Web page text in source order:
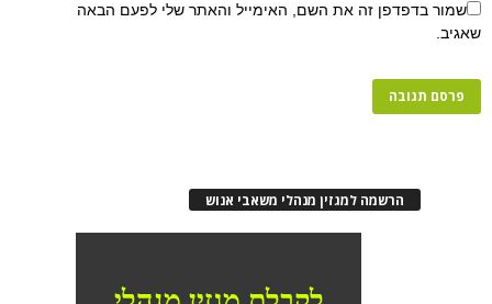
שמור בדפדפן זה את השם, האימייל והאתר שלי לפעם הבאה
שאגיב.
הרשמה למגזין מנהלי משאבי אנוש